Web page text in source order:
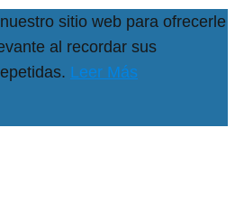
sitio web para ofrecerle
al recordar sus
Leer Más